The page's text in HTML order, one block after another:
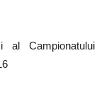
al Campionatului